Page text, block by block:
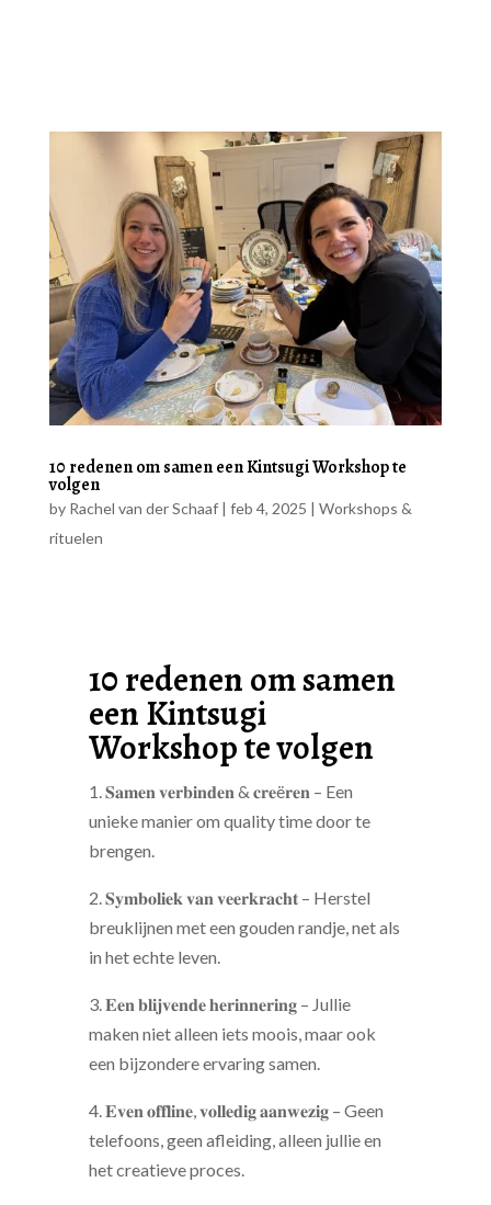
10 redenen om samen een Kintsugi Workshop te
volgen
by Rachel van der Schaaf| feb 4, 2025 | Workshops &
rituelen
10 redenen om samen
een Kintsugi
Workshop te volgen
1. 𝐒𝐚𝐦𝐞𝐧 𝐯𝐞𝐫𝐛𝐢𝐧𝐝𝐞𝐧 & 𝐜𝐫𝐞ë𝐫𝐞𝐧 – Een
unieke manier om quality time door te
brengen.
2. 𝐒𝐲𝐦𝐛𝐨𝐥𝐢𝐞𝐤 𝐯𝐚𝐧 𝐯𝐞𝐞𝐫𝐤𝐫𝐚𝐜𝐡𝐭 – Herstel
breuklijnen met een gouden randje, net als
in het echte leven.
3. 𝐄𝐞𝐧 𝐛𝐥𝐢𝐣𝐯𝐞𝐧𝐝𝐞 𝐡𝐞𝐫𝐢𝐧𝐧𝐞𝐫𝐢𝐧𝐠 – Jullie
maken niet alleen iets moois, maar ook
een bijzondere ervaring samen.
4. 𝐄𝐯𝐞𝐧 𝐨𝐟𝐟𝐥𝐢𝐧𝐞, 𝐯𝐨𝐥𝐥𝐞𝐝𝐢𝐠 𝐚𝐚𝐧𝐰𝐞𝐳𝐢𝐠 – Geen
telefoons, geen afleiding, alleen jullie en
het creatieve proces.